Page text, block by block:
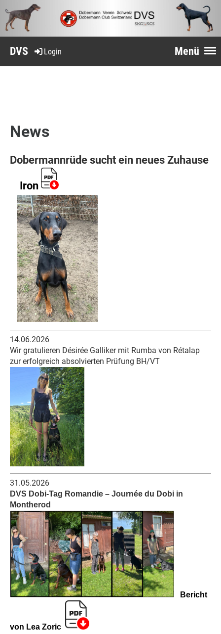
Menü
Login
DVS
News
Dobermannrüdesucht ein neues Zuhause
Iron
14.06.2026
Wir gratulieren Désirée Galliker mit Rumba von Rétalap
zur erfolgreich absolvierten Prüfung BH/VT
31.05.2026
DVS Dobi-Tag Romandie – Journée du Dobi in
Montherod
Bericht
von Lea Zoric